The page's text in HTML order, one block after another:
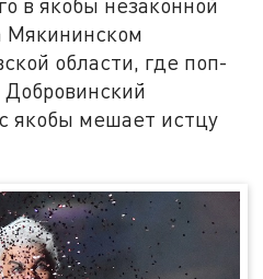
Мякининском
области, где поп-
якобы мешает истцу